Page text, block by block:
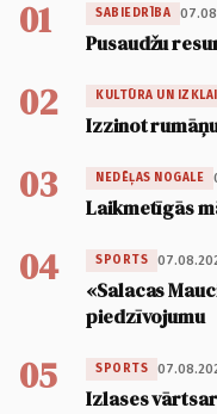
01 SABIEDRĪBA
Pusaudžu
02 KULTŪRA UN
Izzinot
03 NEDĒĻAS NOGALE
Laikmetīgās
04 SPORTS
«Salacas
piedzīvojumu
05 SPORTS
Izlases